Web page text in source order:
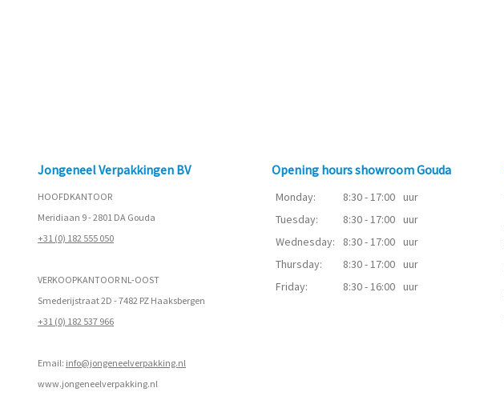
Jongeneel Verpakkingen BV
HOOFDKANTOOR
Meridiaan 9 - 2801 DA Gouda
+31 (0) 182 555 050
VERKOOPKANTOOR NL-OOST
Smederijstraat 2D - 7482 PZ Haaksbergen
+31 (0) 182 537 966
Email: info@jongeneelverpakking.nl
www.jongeneelverpakking.nl
Opening hours showroom Gouda
Monday: 8:30 - 17:00 uur
Tuesday:
8:30 - 17:00 uur
Wednesday:
8:30 - 17:00 uur
Thursday:
8:30 - 17:00 uur
Friday:
8:30 - 16:00 uur